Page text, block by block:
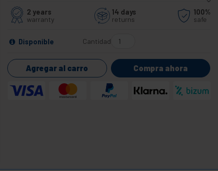
2 years
warranty
14 days
returns
100%
safe
Disponible Cantidad
Agregar al carro Compra ahora